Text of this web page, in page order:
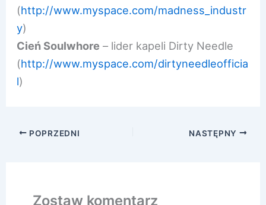
(http://www.myspace.com/madness_industr
y)
Cień Soulwhore – lider kapeli Dirty Needle
(http://www.myspace.com/dirtyneedleofficia
l)
POPRZEDNI NASTĘPNY
Zostaw komentarz